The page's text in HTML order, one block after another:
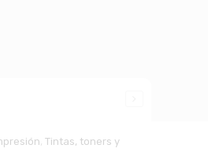
,Tintas, toners y